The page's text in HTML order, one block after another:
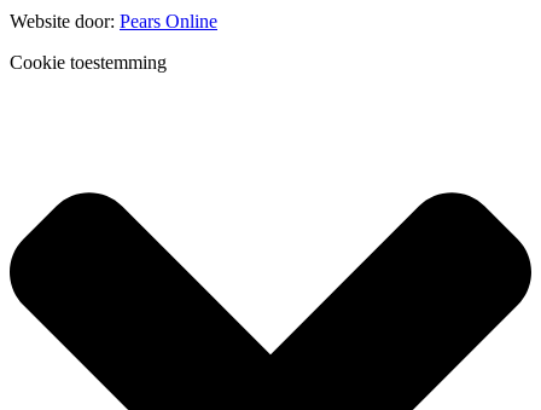
Website door: Pears Online
Cookie toestemming